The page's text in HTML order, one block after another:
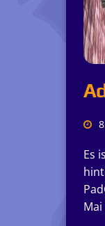
Es